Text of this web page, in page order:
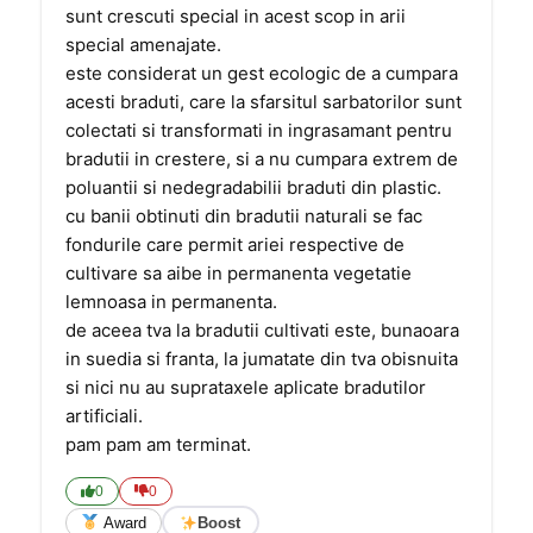
sunt crescuti special in acest scop in arii
special amenajate.
este considerat un gest ecologic de a cumpara
acesti braduti, care la sfarsitul sarbatorilor sunt
colectati si transformati in ingrasamant pentru
bradutii in crestere, si a nu cumpara extrem de
poluantii si nedegradabilii braduti din plastic.
cu banii obtinuti din bradutii naturali se fac
fondurile care permit ariei respective de
cultivare sa aibe in permanenta vegetatie
lemnoasa in permanenta.
de aceea tva la bradutii cultivati este, bunaoara
in suedia si franta, la jumatate din tva obisnuita
si nici nu au suprataxele aplicate bradutilor
artificiali.
pam pam am terminat.
0 0
Award Boost